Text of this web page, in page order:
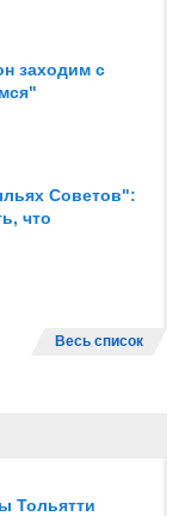
заходим с
Советов":
что
Весь список
Тольятти